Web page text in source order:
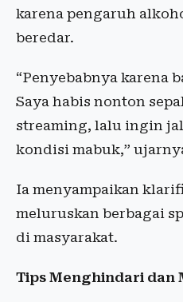
karena pengaruh
beredar.
“Penyebabnya karena
Saya habis nonton
streaming, lalu ingin
kondisi mabuk,”
Ia menyampaikan
meluruskan berbagai
di masyarakat.
Tips Menghindari dan